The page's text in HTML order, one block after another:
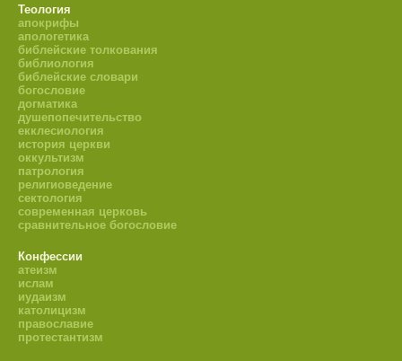
Теология
апокрифы
апологетика
библейские толкования
библиология
библейские словари
богословие
догматика
душепопечительство
екклесиология
история церкви
оккультизм
патрология
религиоведение
сектология
современная церковь
сравнительное богословие
Конфессии
атеизм
ислам
иудаизм
католицизм
православие
протестантизм